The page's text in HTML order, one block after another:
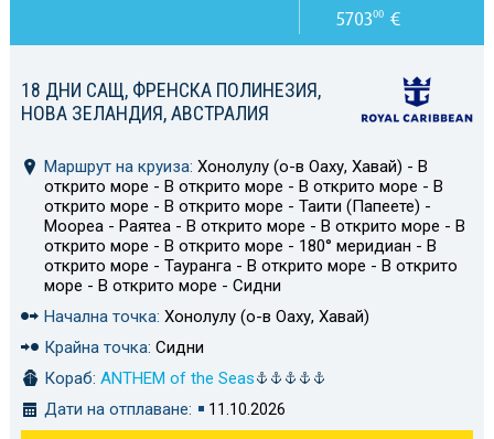
18 ДНИ САЩ, ФРЕНСКА ПОЛИНЕЗИЯ,
НОВА ЗЕЛАНДИЯ, АВСТРАЛИЯ
Маршрут на круиза: Хонолулу (о-в Оаху, Хавай) - В
открито море - В открито море - В открито море - В
открито море - В открито море - Таити (Папеете) -
Моореа - Раятеа - В открито море - В открито море - В
открито море - В открито море - 180° меридиан - В
открито море - Тауранга - В открито море - В открито
море - В открито море - Сидни
Начална точка: Хонолулу (о-в Оаху, Хавай)
Крайна точка: Сидни
Кораб: ANTHEM of the Seas
Дати на отплаване:
11.10.2026
570300€